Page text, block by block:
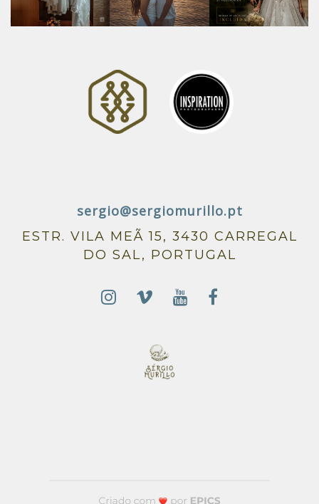
sergio@sergiomurillo.pt
ESTR. VILA MEÃ 15, 3430 CARREGAL
DO SAL, PORTUGAL